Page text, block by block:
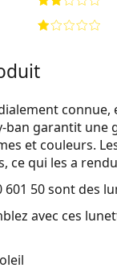
ban garantit
et couleurs.
ce qui les a
601 50sont des
avec ces